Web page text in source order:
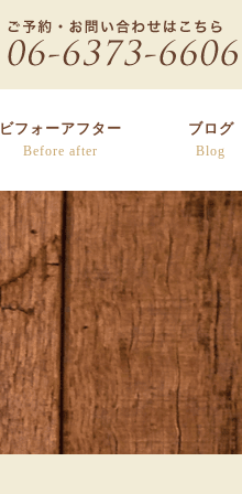
ビフォーアフター
Before after
ブログ
Blog